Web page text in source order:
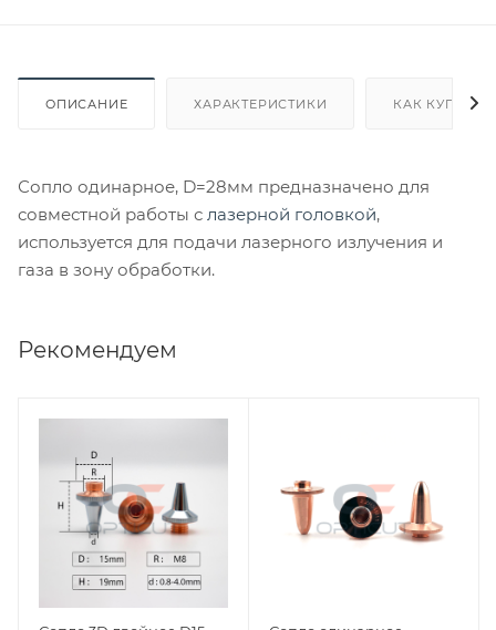
ОПИСАНИЕ ХАРАКТЕРИСТИКИ КАК КУПИТЬ
Сопло одинарное, D=28мм предназначено для
совместной работы с лазерной головкой,
используется для подачи лазерного излучения и
газа в зону обработки.
Рекомендуем